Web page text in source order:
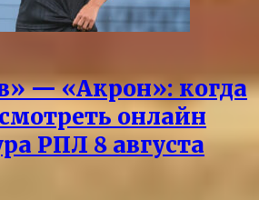
— «Акрон»: когда
онлайн
РПЛ 8 августа